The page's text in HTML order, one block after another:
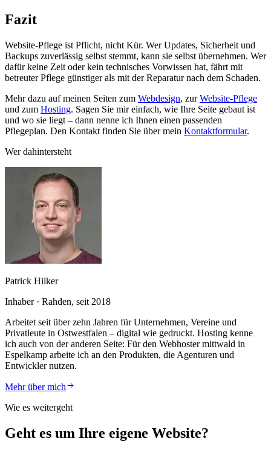
Fazit
Website-Pflege ist Pflicht, nicht Kür. Wer Updates, Sicherheit und
Backups zuverlässig selbst stemmt, kann sie selbst übernehmen. Wer
dafür keine Zeit oder kein technisches Vorwissen hat, fährt mit
betreuter Pflege günstiger als mit der Reparatur nach dem Schaden.
Mehr dazu auf meinen Seiten zum Webdesign, zurWebsite-Pflege
und zum Hosting. Sagen Sie mir einfach, wie Ihre Seite gebaut ist
und wo sie liegt – dann nenne ich Ihnen einen passenden
Pflegeplan. Den Kontakt finden Sie über mein Kontaktformular.
Wer dahintersteht
Patrick Hilker
Inhaber · Rahden, seit 2018
Arbeitet seit über zehn Jahren für Unternehmen, Vereine und
Privatleute in Ostwestfalen – digital wie gedruckt. Hosting kenne
ich auch von der anderen Seite: Für den Webhoster mittwald in
Espelkamp arbeite ich an den Produkten, die Agenturen und
Entwickler nutzen.
Mehr über mich
Wie es weitergeht
Geht es um Ihre eigene Website?